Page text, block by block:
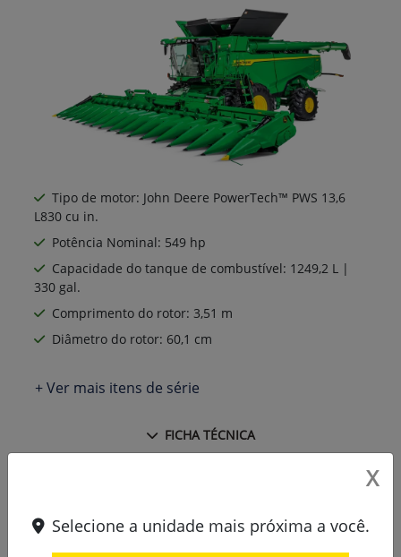
Tipo de motor: John Deere PowerTech™ PWS 13,6
L830 cu in.
Potência Nominal: 549 hp
Capacidade do tanque de combustível: 1249,2 L |
330 gal.
Comprimento do rotor: 3,51 m
Diâmetro do rotor: 60,1 cm
+ Ver mais itens de série
FICHA TÉCNICA
Comparar versão
X
Selecione a unidade mais próxima a você.